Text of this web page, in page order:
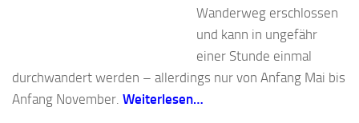
Wanderweg erschlossen
und kann in ungefähr
einer Stunde einmal
durchwandert werden – allerdings nur von Anfang Mai bis
Anfang November. Weiterlesen…